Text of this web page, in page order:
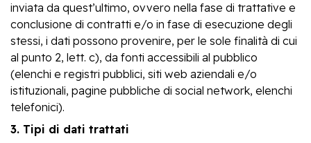
inviata da quest’ultimo, ovvero nella fase di trattative e
conclusione di contratti e/o in fase di esecuzione degli
stessi, i dati possono provenire, per le sole finalità di cui
al punto 2, lett. c), da fonti accessibili al pubblico
(elenchi e registri pubblici, siti web aziendali e/o
istituzionali, pagine pubbliche di social network, elenchi
telefonici).
3. Tipi di dati trattati